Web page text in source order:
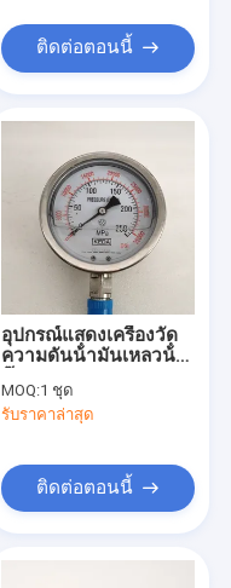
ติดต่อตอนนี้
อุปกรณ์แสดงเครื่องวัด
ความดันน้ํามันเหลวน้ํา
MOQ:1 ชุด
รับราคาล่าสุด
ติดต่อตอนนี้